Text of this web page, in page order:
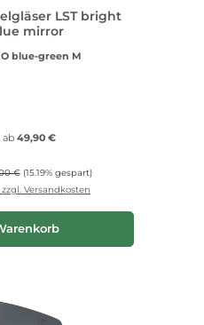
LST bright
mirror
blue-green M
ab 49,90 €
Preis:
€ (15.19% gespart)
Versandkosten